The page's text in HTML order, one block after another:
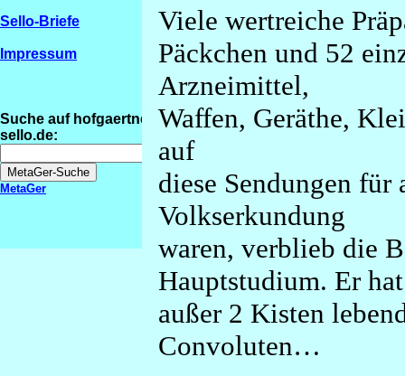
Sello-Briefe
Impressum
Suche auf hofgaertner-
sello.de:
MetaGer
Viele wertreiche
Päckchen und 52
Arzneimittel,
Waffen, Geräthe,
auf
diese Sendungen
Volkserkundung
waren, verblieb die
Hauptstudium. Er hat
außer 2 Kisten
Convoluten…